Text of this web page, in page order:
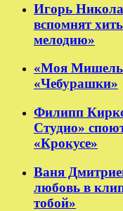
Игорь
вспомнят
мелодию»
«Моя
«Чебурашки»
Филипп
Студио»
«Крокусе»
Ваня
любовь в
тобой»